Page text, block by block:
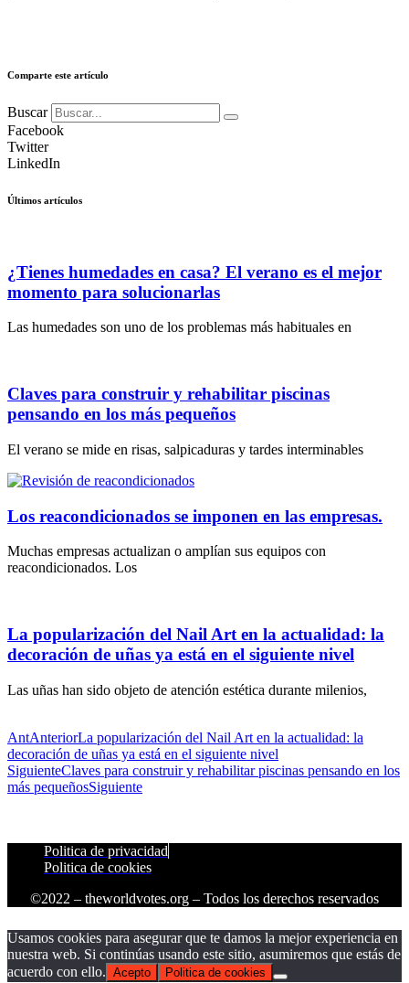
Comparte este artículo
Buscar
Facebook
Twitter
LinkedIn
Últimos artículos
¿Tienes humedades en casa? El verano es el mejor
momento para solucionarlas
Las humedades son uno de los problemas más habituales en
Claves para construir y rehabilitar piscinas
pensando en los más pequeños
El verano se mide en risas, salpicaduras y tardes interminables
Los reacondicionados se imponen en las empresas.
Muchas empresas actualizan o amplían sus equipos con
reacondicionados. Los
La popularización del Nail Art en la actualidad: la
decoración de uñas ya está en el siguiente nivel
Las uñas han sido objeto de atención estética durante milenios,
AntAnteriorLa popularización del Nail Art en la actualidad: la
decoración de uñas ya está en el siguiente nivel
SiguienteClaves para construir y rehabilitar piscinas pensando en los
más pequeñosSiguiente
Politica de privacidad
Politica de cookies
©2022 – theworldvotes.org – Todos los derechos reservados
Usamos cookies para asegurar que te damos la mejor experiencia en
nuestra web. Si continúas usando este sitio, asumiremos que estás de
acuerdo con ello. Acepto Politica de cookies